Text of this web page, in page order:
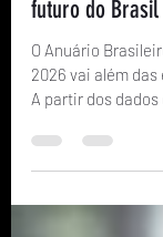
Segurança
futuro do Brasil
O Anuário
2026 vai além
A partir dos
de oportunidades